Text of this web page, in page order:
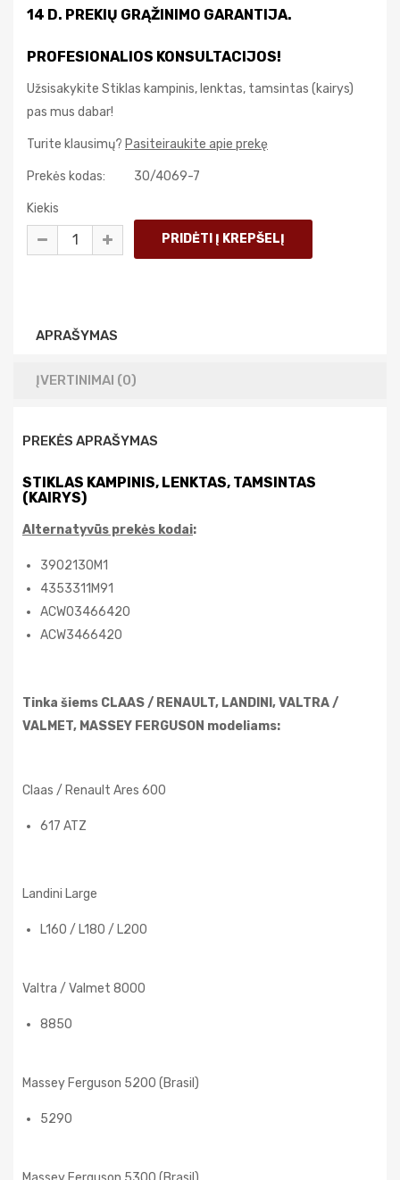
14 D. PREKIŲ GRĄŽINIMO GARANTIJA.
PROFESIONALIOS KONSULTACIJOS!
Užsisakykite Stiklas kampinis, lenktas, tamsintas (kairys)
pas mus dabar!
Turite klausimų? Pasiteiraukite apie prekę
Prekės kodas: 30/4069-7
Kiekis
APRAŠYMAS
ĮVERTINIMAI (0)
PREKĖS APRAŠYMAS
STIKLAS KAMPINIS, LENKTAS, TAMSINTAS
(KAIRYS)
Alternatyvūs prekės kodai:
3902130M1
4353311M91
ACW03466420
ACW3466420
Tinka šiems CLAAS / RENAULT, LANDINI, VALTRA /
VALMET, MASSEY FERGUSON modeliams:
Claas / Renault Ares 600
617 ATZ
Landini Large
L160 / L180 / L200
Valtra / Valmet 8000
8850
Massey Ferguson 5200 (Brasil)
5290